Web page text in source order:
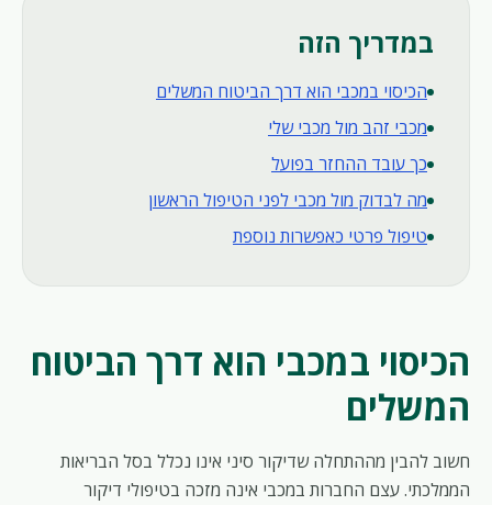
במדריך הזה
הכיסוי במכבי הוא דרך הביטוח המשלים
מכבי זהב מול מכבי שלי
כך עובד ההחזר בפועל
מה לבדוק מול מכבי לפני הטיפול הראשון
טיפול פרטי כאפשרות נוספת
הכיסוי במכבי הוא דרך הביטוח
המשלים
חשוב להבין מההתחלה שדיקור סיני אינו נכלל בסל הבריאות
הממלכתי. עצם החברות במכבי אינה מזכה בטיפולי דיקור